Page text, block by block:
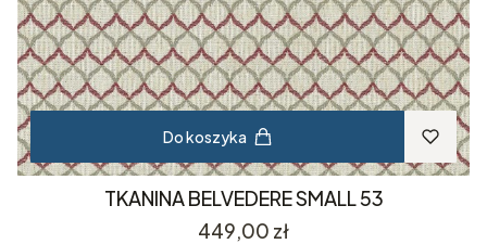
Do koszyka
TKANINA BELVEDERE SMALL 53
Cena
449,00 zł